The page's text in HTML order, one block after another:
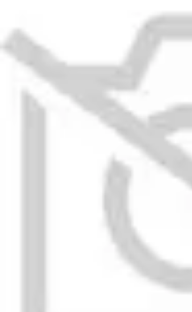
Réaction en cas de déclenchement
réactivité
Réaction aux Urgences
Urgence Alarme